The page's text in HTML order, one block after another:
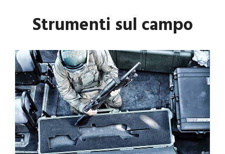
Strumenti sul campo
Previous Next